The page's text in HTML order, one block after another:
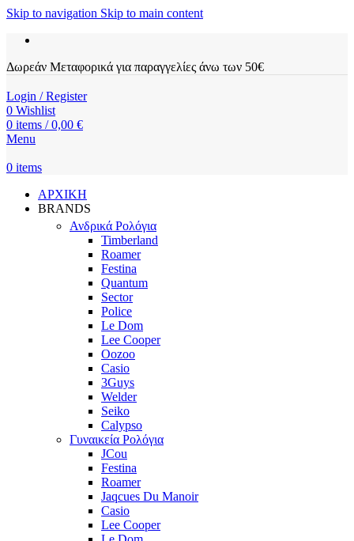
Skip to navigation Skip to main content
Δωρεάν Μεταφορικά για παραγγελίες άνω των 50€
Login / Register
0 Wishlist
0 items / 0,00 €
Menu
0 items
ΑΡΧΙΚΗ
BRANDS
Ανδρικά Ρολόγια
Timberland
Roamer
Festina
Quantum
Sector
Police
Le Dom
Lee Cooper
Oozoo
Casio
3Guys
Welder
Seiko
Calypso
Γυναικεία Ρολόγια
JCou
Festina
Roamer
Jaqcues Du Manoir
Casio
Lee Cooper